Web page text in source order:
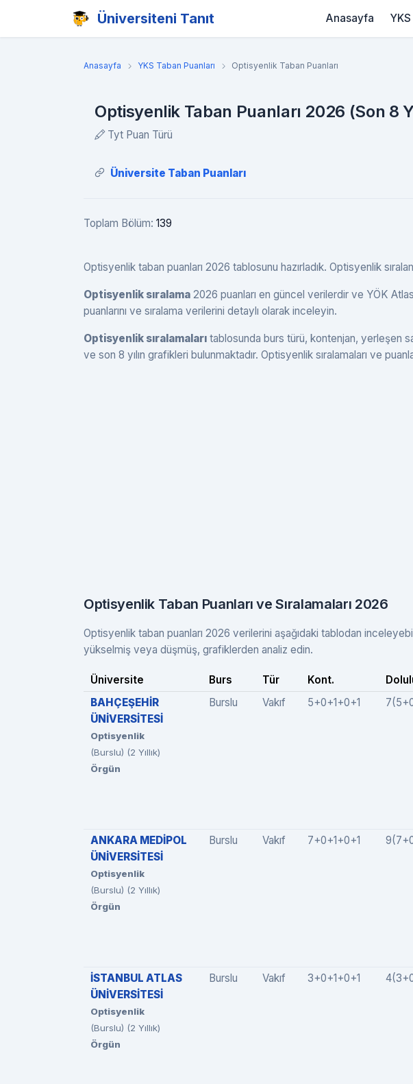
Üniversiteni Tanıt Anasayfa YKS
Anasayfa YKS Taban Puanları Optisyenlik Taban Puanları
Optisyenlik Taban Puanları 2026 (Son 8
Tyt Puan Türü
Üniversite Taban Puanları
Toplam Bölüm: 139
Optisyenlik taban puanları 2026 tablosunu hazırladık. Optisyenlik
Optisyenlik sıralama 2026 puanları en güncel verilerdir ve YÖK
puanlarını ve sıralama verilerini detaylı olarak inceleyin.
Optisyenlik sıralamaları tablosunda burs türü, kontenjan, yerleşen
ve son 8 yılın grafikleri bulunmaktadır. Optisyenlik sıralamaları ve
Optisyenlik Taban Puanları ve Sıralamaları 2026
Optisyenlik taban puanları 2026 verilerini aşağıdaki tablodan
yükselmiş veya düşmüş, grafiklerden analiz edin.
Üniversite Burs Tür Kont.
BAHÇEŞEHİR
ÜNİVERSİTESİ
Optisyenlik
(Burslu) (2 Yıllık)
Örgün
Burslu Vakıf 5+0+1+0+1
ANKARA MEDİPOL
ÜNİVERSİTESİ
Optisyenlik
(Burslu) (2 Yıllık)
Örgün
Burslu Vakıf 7+0+1+0+1
İSTANBUL ATLAS
ÜNİVERSİTESİ
Optisyenlik
(Burslu) (2 Yıllık)
Örgün
Burslu Vakıf 3+0+1+0+1